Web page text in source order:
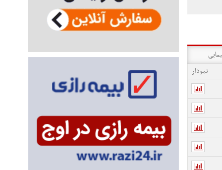
نمودار